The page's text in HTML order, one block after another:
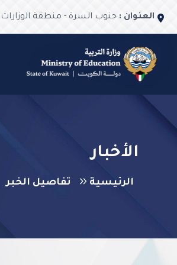
العنوان : جنوب السرة - منطقة الوزارات
الأخبار
الرئيسية تفاصيل الخبر